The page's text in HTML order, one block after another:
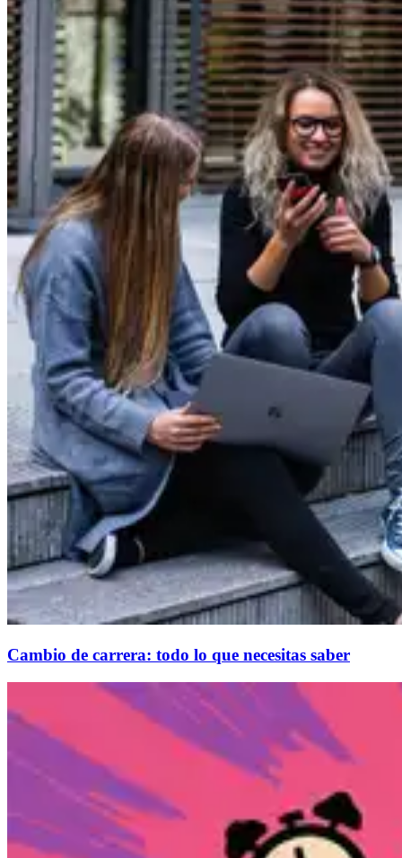
Cambio de carrera: todo lo que necesitas saber